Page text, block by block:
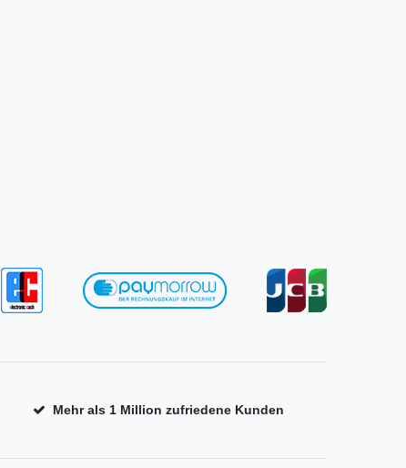
Mehr als 1 Million zufriedene Kunden